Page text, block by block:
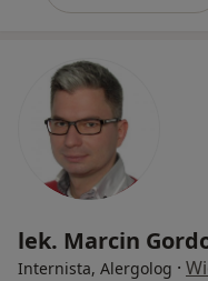
lek. Marcin
Internista, Alergolog ·